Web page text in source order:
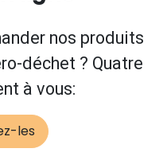
nos produits
déchet ? Quatre
à vous:
les